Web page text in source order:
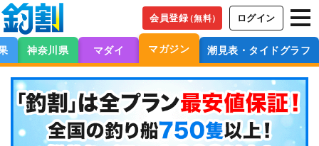
会員登録（無料） ログイン
神奈川県 マダイ マガジン 潮見表・タイドグラフ